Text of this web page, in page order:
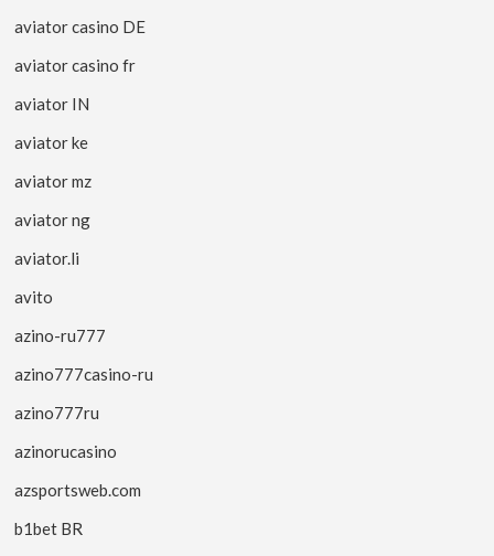
aviator casino DE
aviator casino fr
aviator IN
aviator ke
aviator mz
aviator ng
aviator.li
avito
azino-ru777
azino777casino-ru
azino777ru
azinorucasino
azsportsweb.com
b1bet BR